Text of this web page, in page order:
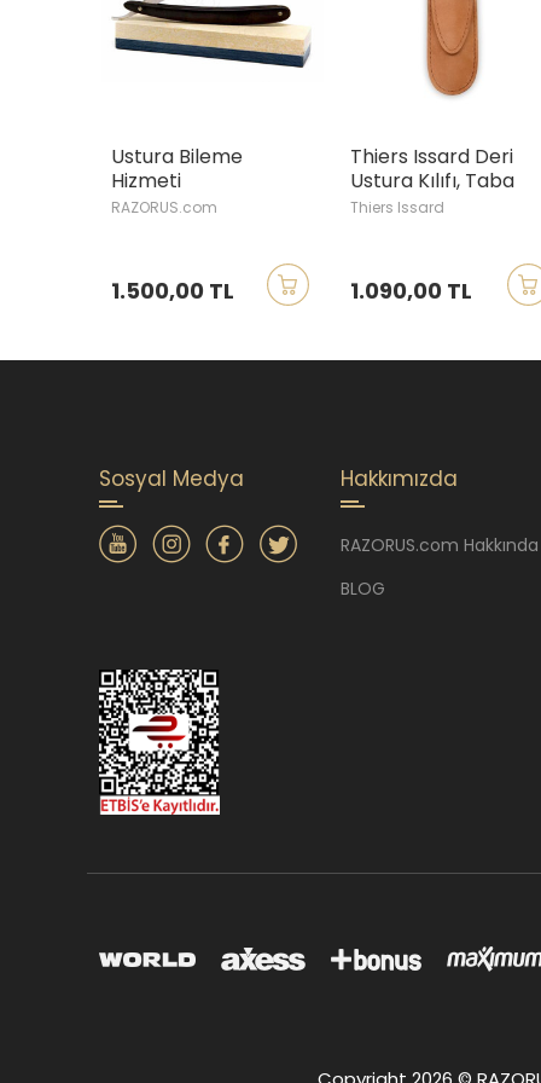
Ustura Bileme
Hizmeti
RAZORUS.com
1.500,00 TL
Thiers Issard Deri
Ustura Kılıfı, Taba
Thiers Issard
1.090,00 TL
Sosyal Medya Hakkımızda
RAZORUS.com Hakkında
BLOG